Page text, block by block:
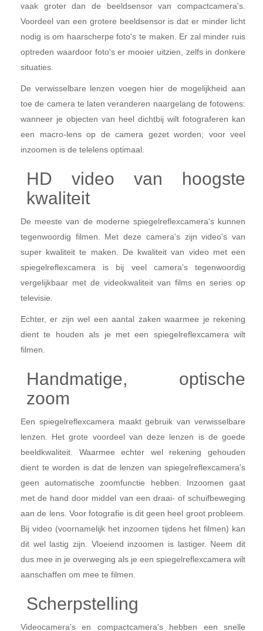
vaak groter dan de beeldsensor van compactcamera's.
Voordeel van een grotere beeldsensor is dat er minder licht
nodig is om haarscherpe foto's te maken. Er zal minder ruis
optreden waardoor foto's er mooier uitzien, zelfs in donkere
situaties.
De verwisselbare lenzen voegen hier de mogelijkheid aan
toe de camera te laten veranderen naargelang de fotowens:
wanneer je objecten van heel dichtbij wilt fotograferen kan
een macro-lens op de camera gezet worden; voor veel
inzoomen is de telelens optimaal.
HD video van hoogste
kwaliteit
De meeste van de moderne spiegelreflexcamera's kunnen
tegenwoordig filmen. Met deze camera's zijn video's van
super kwaliteit te maken. De kwaliteit van video met een
spiegelreflexcamera is bij veel camera's tegenwoordig
vergelijkbaar met de videokwaliteit van films en series op
televisie.
Echter, er zijn wel een aantal zaken waarmee je rekening
dient te houden als je met een spiegelreflexcamera wilt
filmen.
Handmatige, optische
zoom
Een spiegelreflexcamera maakt gebruik van verwisselbare
lenzen. Het grote voordeel van deze lenzen is de goede
beeldkwaliteit. Waarmee echter wel rekening gehouden
dient te worden is dat de lenzen van spiegelreflexcamera's
geen automatische zoomfunctie hebben. Inzoomen gaat
met de hand door middel van een draai- of schuifbeweging
aan de lens. Voor fotografie is dit geen heel groot probleem.
Bij video (voornamelijk het inzoomen tijdens het filmen) kan
dit wel lastig zijn. Vloeiend inzoomen is lastiger. Neem dit
dus mee in je overweging als je een spiegelreflexcamera wilt
aanschaffen om mee te filmen.
Scherpstelling
Videocamera's en compactcamera's hebben een snelle